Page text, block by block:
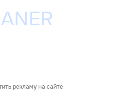
рекламу на сайте